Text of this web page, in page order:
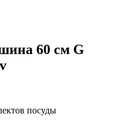
60 см G
посуды